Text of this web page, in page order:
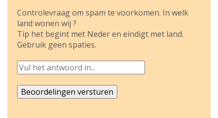
Controlevraag om spam te voorkomen. In welk
land wonen wij ?
Tip het begint met Neder en eindigt met land.
Gebruik geen spaties.